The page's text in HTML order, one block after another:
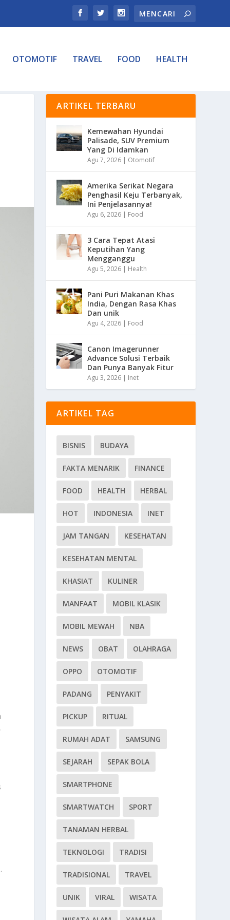
OTOMOTIF TRAVEL FOOD HEALTH
ARTIKEL TERBARU
Kemewahan Hyundai
Palisade, SUV Premium
Yang Di Idamkan
Agu 7, 2026 | Otomotif
Amerika Serikat Negara
Penghasil Keju Terbanyak,
Ini Penjelasannya!
Agu 6, 2026 | Food
3 Cara Tepat Atasi
Keputihan Yang
Mengganggu
Agu 5, 2026 | Health
Pani Puri Makanan Khas
India, Dengan Rasa Khas
Dan unik
Agu 4, 2026 | Food
Canon Imagerunner
Advance Solusi Terbaik
Dan Punya Banyak Fitur
Agu 3, 2026 | Inet
ARTIKEL TAG
BISNIS BUDAYA
FAKTA MENARIK FINANCE
FOOD HEALTH HERBAL
HOT INDONESIA INET
JAM TANGAN KESEHATAN
KESEHATAN MENTAL
KHASIAT KULINER
MANFAAT MOBIL KLASIK
MOBIL MEWAH NBA
NEWS OBAT OLAHRAGA
OPPO OTOMOTIF
PADANG PENYAKIT
PICKUP RITUAL
RUMAH ADAT SAMSUNG
SEJARAH SEPAK BOLA
SMARTPHONE
SMARTWATCH SPORT
TANAMAN HERBAL
TEKNOLOGI TRADISI
TRADISIONAL TRAVEL
UNIK VIRAL WISATA